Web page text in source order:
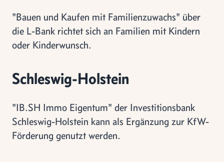
"Bauen und Kaufen mit Familienzuwachs" über
die L-Bank richtet sich an Familien mit Kindern
oder Kinderwunsch.
Schleswig-Holstein
"IB.SH Immo Eigentum" der Investitionsbank
Schleswig-Holstein kann als Ergänzung zur KfW-
Förderung genutzt werden.